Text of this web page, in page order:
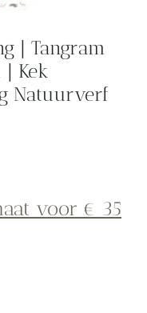
| Tangram
Kek
Natuurverf
voor € 35